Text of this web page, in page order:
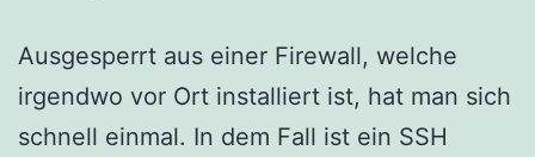
Ausgesperrt aus einer Firewall, welche
irgendwo vor Ort installiert ist, hat man sich
schnell einmal. In dem Fall ist ein SSH